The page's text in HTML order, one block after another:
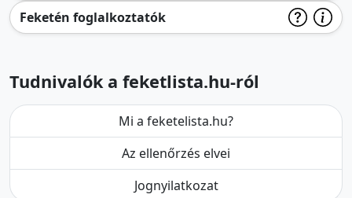
Feketén foglalkoztatók
Tudnivalók a feketlista.hu-ról
Mi a feketelista.hu?
Az ellenőrzés elvei
Jognyilatkozat